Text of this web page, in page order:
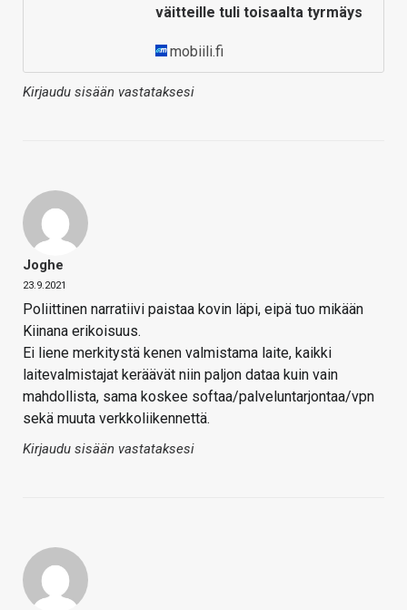
väitteille tuli toisaalta tyrmäys
mobiili.fi
Kirjaudu sisään vastataksesi
Joghe
23.9.2021
Poliittinen narratiivi paistaa kovin läpi, eipä tuo mikään
Kiinana erikoisuus.
Ei liene merkitystä kenen valmistama laite, kaikki
laitevalmistajat keräävät niin paljon dataa kuin vain
mahdollista, sama koskee softaa/palveluntarjontaa/vpn
sekä muuta verkkoliikennettä.
Kirjaudu sisään vastataksesi